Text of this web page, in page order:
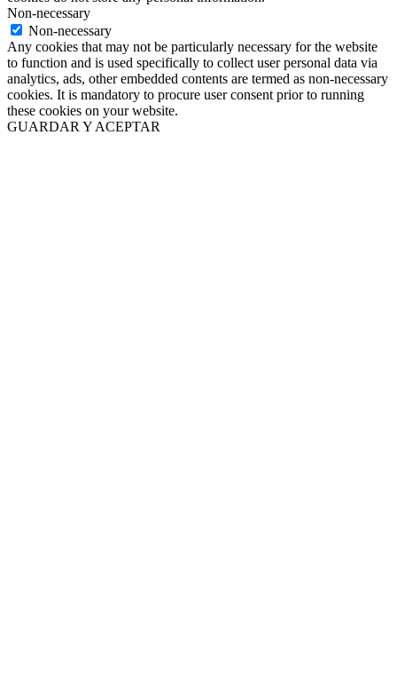
Non-necessary
Non-necessary
Any cookies that may not be particularly necessary for the website
to function and is used specifically to collect user personal data via
analytics, ads, other embedded contents are termed as non-necessary
cookies. It is mandatory to procure user consent prior to running
these cookies on your website.
GUARDAR Y ACEPTAR